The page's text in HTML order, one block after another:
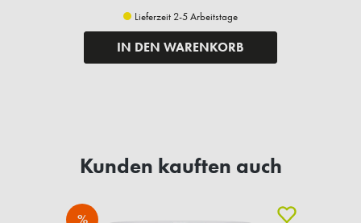
Lieferzeit 2-5 Arbeitstage
IN DEN WARENKORB
Kunden kauften auch